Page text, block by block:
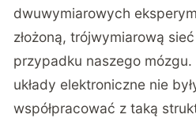
dwuwymiarowych
złożoną, trójwymiarową
przypadku naszego mózgu.
układy elektroniczne nie
współpracować z taką